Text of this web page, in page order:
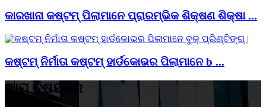
କାରଖାନା କଷ୍ଟମ୍ ପିଲାମାନେ ପ୍ରାରମ୍ଭିକ ଶିକ୍ଷଣ ଶିକ୍ଷା ...
କଷ୍ଟମ୍ ନିର୍ମାତା କଷ୍ଟମ୍ ହାର୍ଡକୋଭର ପିଲାମାନେ b ...
ଆମ ବିଷୟରେ